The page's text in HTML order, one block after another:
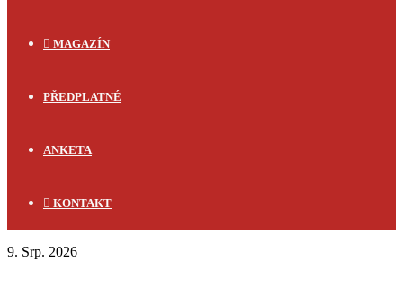
MAGAZÍN
PŘEDPLATNÉ
ANKETA
KONTAKT
9. Srp. 2026